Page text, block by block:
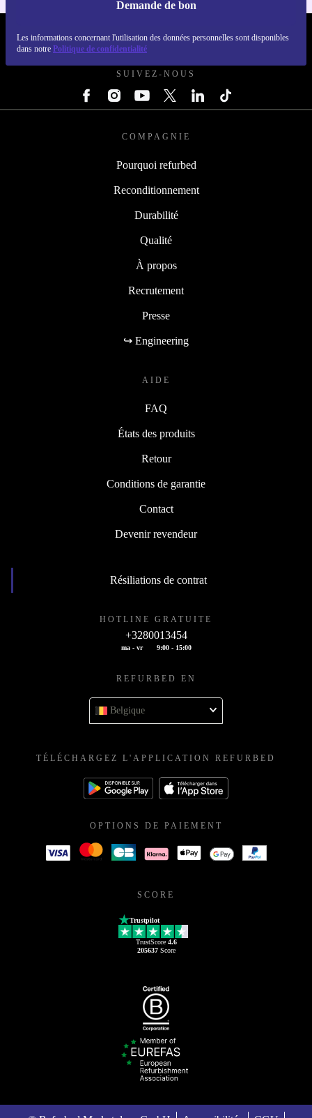
Politique de confidentialité
REFURBED BELGIQUE - RETHINK NEW.
SUIVEZ-NOUS
COMPAGNIE
Pourquoi refurbed
Reconditionnement
Durabilité
Qualité
À propos
Recrutement
Presse
↪ Engineering
AIDE
FAQ
États des produits
Retour
Conditions de garantie
Contact
Devenir revendeur
Résiliations de contrat
HOTLINE GRATUITE
+3280013454
ma - vr 9:00 - 15:00
REFURBED EN
Belgique
TÉLÉCHARGEZ L'APPLICATION REFURBED
OPTIONS DE PAIEMENT
SCORE
Trustpilot
TrustScore 4.6
205637Score